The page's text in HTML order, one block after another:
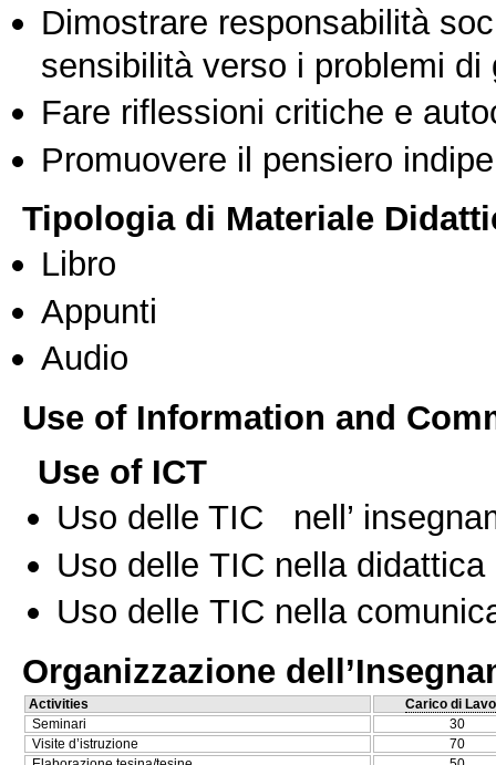
Dimostrare responsabilità
sensibilità verso i problemi di
Fare riflessioni critiche e
Promuovere il pensiero
Tipologia di Materiale
Libro
Appunti
Audio
Use of Information and
Use of ICT
Uso delle TIC nell’
Uso delle TIC nella
Uso delle TIC nella
Organizzazione
Activities
Carico di
Seminari
30
Visite d’istruzione
70